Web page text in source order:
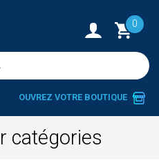
0
OUVREZ VOTRE BOUTIQUE
catégories